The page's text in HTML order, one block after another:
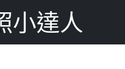
小達人